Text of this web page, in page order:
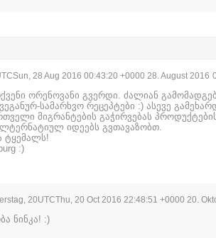
28 Aug 2016 00:43:20 +0000 28. August 2016
ორენოვანი გვერდი. ძალიან
სამარხვო რეცეპტები :) ასევე
მიგრანტების გაჭირვებას
იდეებს გვთავაზობთ.
ტყემალს!
:)
20UTCThu, 20 Oct 2016 22:48:51 +0000 20.
ნინკა! :)